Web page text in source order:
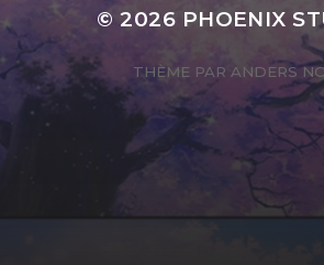
© 2026 PHOENIX
THÈME PAR ANDERS